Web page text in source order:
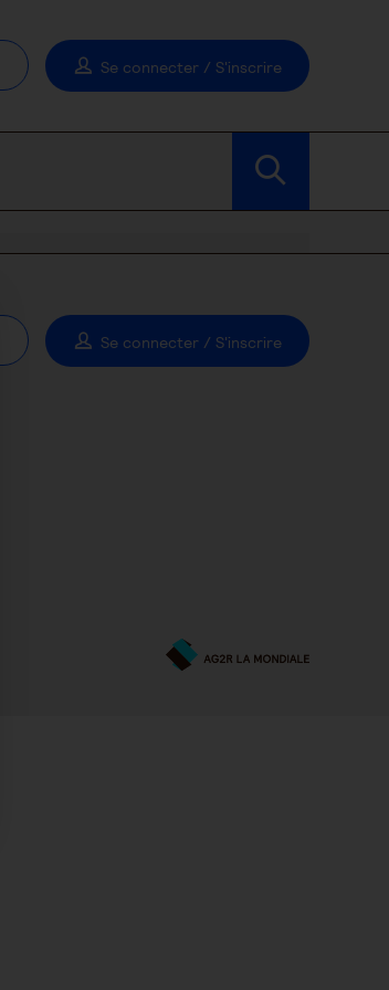
Se connecter / S'inscrire
Se connecter / S'inscrire